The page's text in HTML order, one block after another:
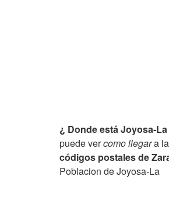
¿ Donde está Joyosa-
puede vercomo llegara
códigos postales de
Poblacion de Joyosa-La